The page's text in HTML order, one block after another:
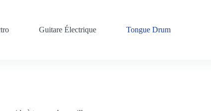
Guitare Électrique Tongue Drum